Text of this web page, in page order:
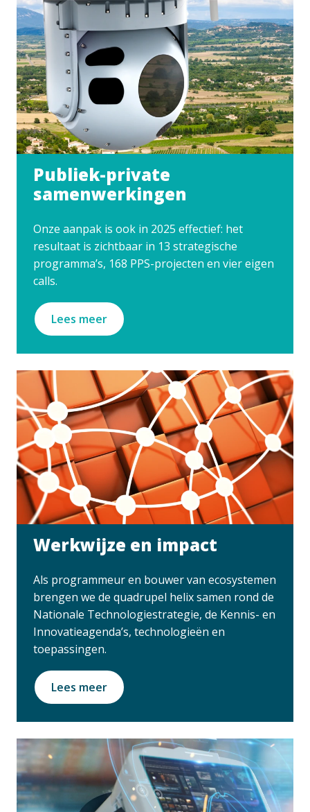
Publiek-private
samenwerkingen
Onze aanpak is ook in 2025 effectief: het
resultaat is zichtbaar in 13 strategische
programma’s, 168 PPS-projecten en vier eigen
calls.
Lees meer
Werkwijze en impact
Als programmeur en bouwer van ecosystemen
brengen we de quadrupel helix samen rond de
Nationale Technologiestrategie, de Kennis- en
Innovatieagenda’s, technologieën en
toepassingen.
Lees meer